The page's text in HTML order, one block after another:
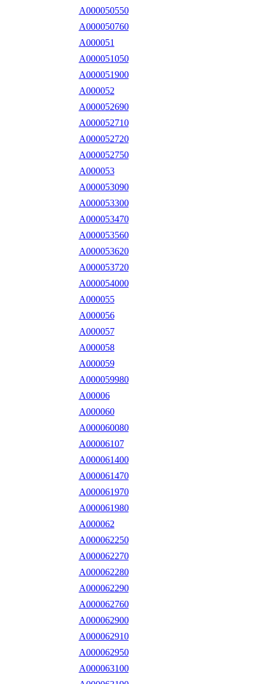
A000050550
A000050760
A000051
A000051050
A000051900
A000052
A000052690
A000052710
A000052720
A000052750
A000053
A000053090
A000053300
A000053470
A000053560
A000053620
A000053720
A000054000
A000055
A000056
A000057
A000058
A000059
A000059980
A00006
A000060
A000060080
A00006107
A000061400
A000061470
A000061970
A000061980
A000062
A000062250
A000062270
A000062280
A000062290
A000062760
A000062900
A000062910
A000062950
A000063100